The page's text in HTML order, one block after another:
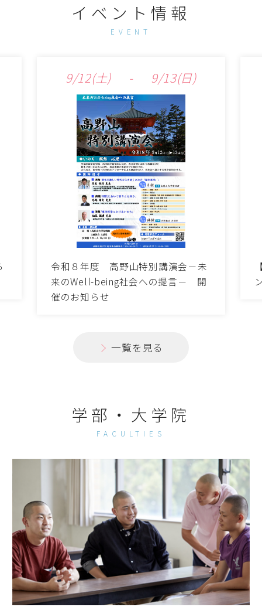
イベント情報
EVENT
9/12(土) - 9/13(日)
令和８年度 高野山特別講演会－未
来のWell-being社会への提言－ 開
催のお知らせ
一覧を見る
学部・大学院
FACULTIES